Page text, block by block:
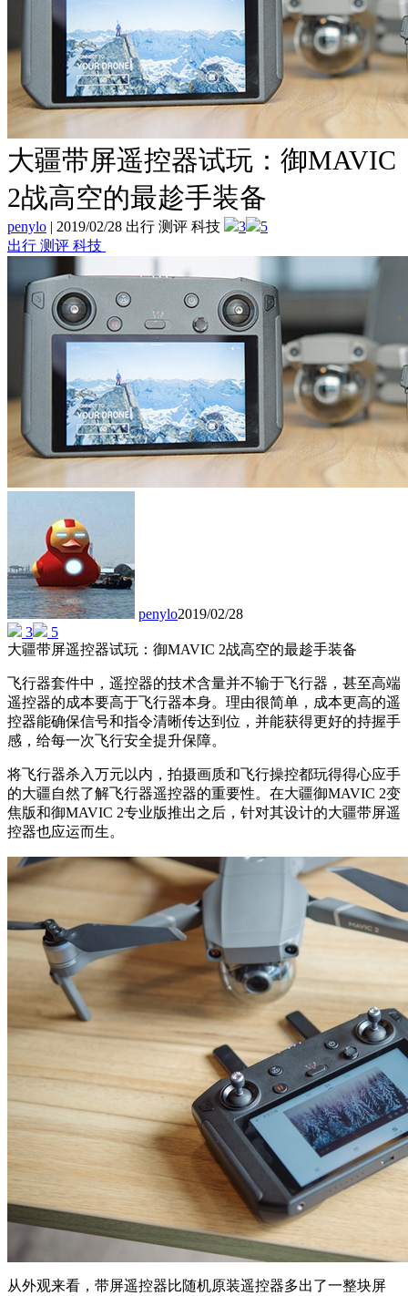
大疆带屏遥控器试玩：御MAVIC
2战高空的最趁手装备
penylo | 2019/02/28 出行 测评 科技 3
5
出行 测评 科技
penylo2019/02/28
3
5
大疆带屏遥控器试玩：御MAVIC 2战高空的最趁手装备
飞行器套件中，遥控器的技术含量并不输于飞行器，甚至高端
遥控器的成本要高于飞行器本身。理由很简单，成本更高的遥
控器能确保信号和指令清晰传达到位，并能获得更好的持握手
感，给每一次飞行安全提升保障。
将飞行器杀入万元以内，拍摄画质和飞行操控都玩得得心应手
的大疆自然了解飞行器遥控器的重要性。在大疆御MAVIC 2变
焦版和御MAVIC 2专业版推出之后，针对其设计的大疆带屏遥
控器也应运而生。
从外观来看，带屏遥控器比随机原装遥控器多出了一整块屏